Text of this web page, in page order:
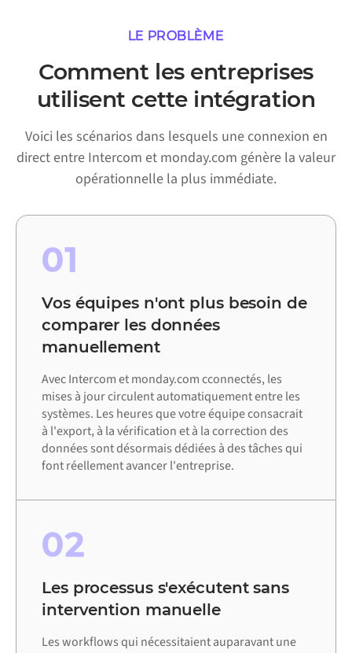
LE PROBLÈME
Comment les entreprises
utilisent cette intégration
Voici les scénarios dans lesquels une connexion en
direct entre Intercom et monday.com génère la valeur
opérationnelle la plus immédiate.
01
Vos équipes n'ont plus besoin de
comparer les données
manuellement
Avec Intercom et monday.com cconnectés, les
mises à jour circulent automatiquement entre les
systèmes. Les heures que votre équipe consacrait
à l'export, à la vérification et à la correction des
données sont désormais dédiées à des tâches qui
font réellement avancer l'entreprise.
02
Les processus s'exécutent sans
intervention manuelle
Les workflows qui nécessitaient auparavant une